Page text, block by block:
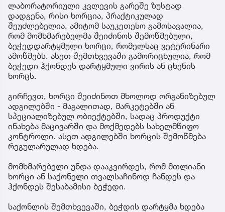
ლაბორატორიული კვლევის გარეშე ზუსტად
დადგენა, რისი ხორცია, პრაქტიკულად
შეუძლებელია. ამიტომ საუკეთესო გამოსავალია,
რომ მომხმარებელმა შეიძინოს შემოწმებული,
ბეჭედდარტყმული ხორცი, რომელსაც ვეტერინარი
ამოწმებს. ასეთ შემთხვევაში გამორიცხულია, რომ
ბეჭედი ჰქონდეს დარტყმული ვირის ან ცხენის
ხორცს.
გირჩევთ, ხორცი შეიძინოთ მხოლოდ ორგანიზებულ
ადგილებში - მაგალითად, მარკეტებში ან
სპეციალიზებულ ობიექტებში, სადაც პროდუქტი
ინახება მაცივარში და მოქმედებს სახელმწიფო
კონტროლი. ასეთ ადგილებში ხორცის შემოწმება
რეგულარულად ხდება.
მომხმარებელი უნდა დააკვირდეს, რომ მთლიანი
ხორცი ან საქონელი თვალსაჩინოდ ჩანდეს და
ჰქონდეს შესაბამისი ბეჭედი.
საქონლის შემთხვევაში, ბეჭდის დარტყმა ხდება